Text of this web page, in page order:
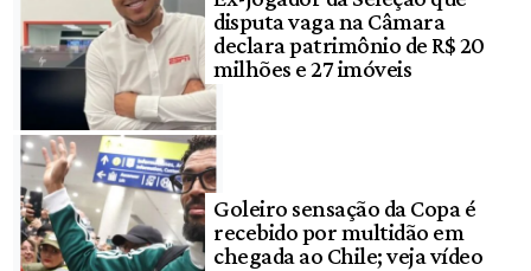
disputa vaga na Câmara
declara patrimônio de R$ 20
milhões e 27 imóveis
Goleiro sensação da Copa é
recebido por multidão em
chegada ao Chile; veja vídeo